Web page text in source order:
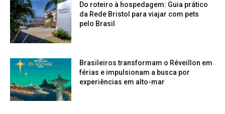
Do roteiro à hospedagem: Guia prático
da Rede Bristol para viajar com pets
pelo Brasil
Brasileiros transformam o Réveillon em
férias e impulsionam a busca por
experiências em alto-mar